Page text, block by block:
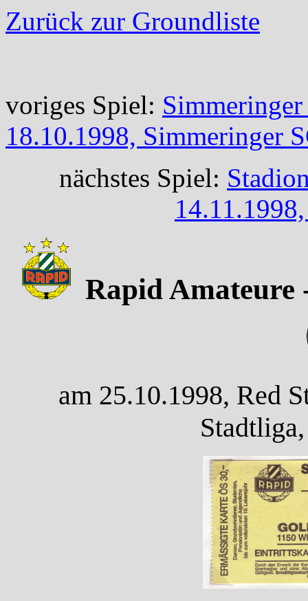
Zurück zur Groundliste
voriges Spiel:
18.10.1998, Simmeringer
nächstes Spiel:
Rapid Amateure
am 25.10.1998, Red